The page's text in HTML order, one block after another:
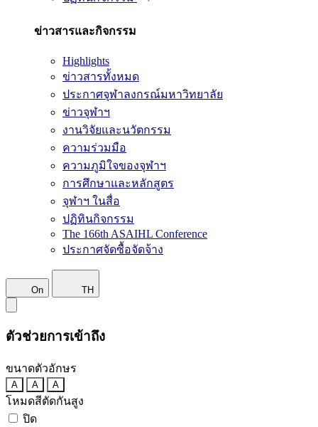
ข่าวสารและกิจกรรม
Highlights
ข่าวสารทั้งหมด
ประกาศจุฬาลงกรณ์มหาวิทยาลัย
ข่าวจุฬาฯ
งานวิจัยและนวัตกรรม
ความร่วมมือ
ความภูมิใจของจุฬาฯ
การศึกษาและหลักสูตร
จุฬาฯ ในสื่อ
ปฏิทินกิจกรรม
The 166th ASAIHL Conference
ประกาศจัดซื้อจัดจ้าง
On TH
ตัวช่วยการเข้าถึง
ขนาดตัวอักษร
A A A
โหมดสีตัดกันสูง
ปิด